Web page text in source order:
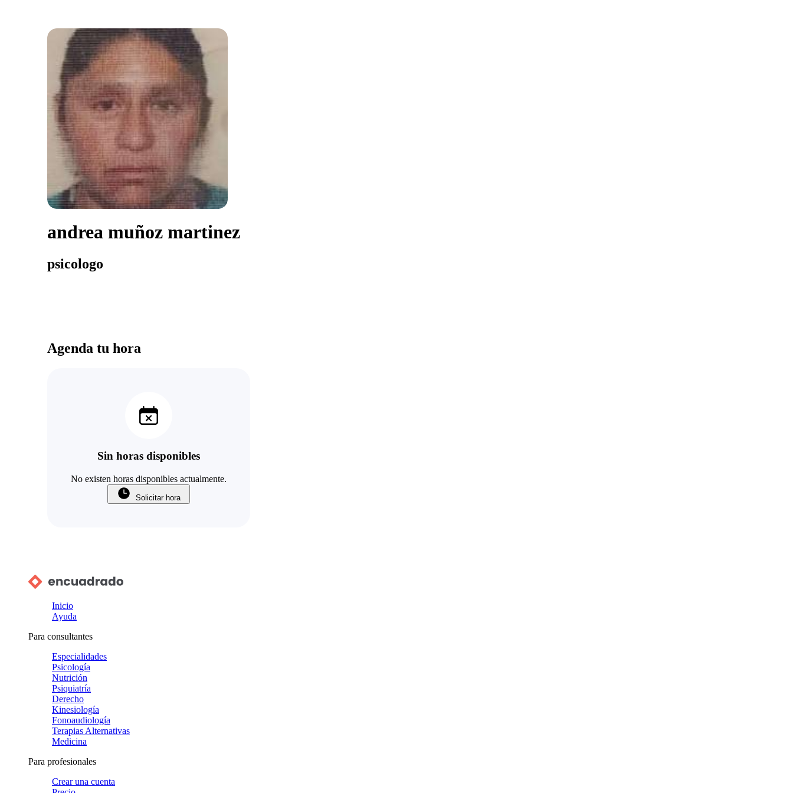
andrea muñoz martinez
psicologo
Agenda tu hora
Sin horas disponibles
No existen horas disponibles actualmente.
Solicitar hora
Inicio
Ayuda
Para consultantes
Especialidades
Psicología
Nutrición
Psiquiatría
Derecho
Kinesiología
Fonoaudiología
Terapias Alternativas
Medicina
Para profesionales
Crear una cuenta